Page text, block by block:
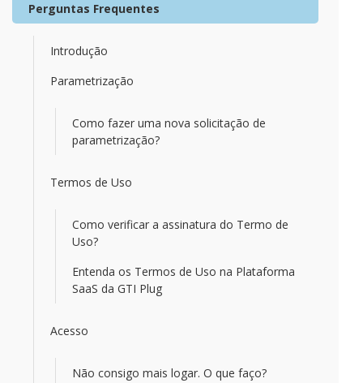
Perguntas Frequentes
Introdução
Parametrização
Como fazer uma nova solicitação de
parametrização?
Termos de Uso
Como verificar a assinatura do Termo de
Uso?
Entenda os Termos de Uso na Plataforma
SaaS da GTI Plug
Acesso
Não consigo mais logar. O que faço?